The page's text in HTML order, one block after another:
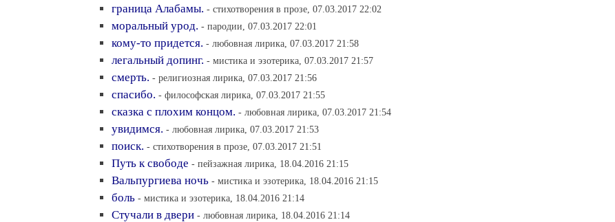
граница Алабамы. - cтихотворения в прозе, 07.03.2017 22:02
моральный урод. - пародии, 07.03.2017 22:01
кому-то придется. - любовная лирика, 07.03.2017 21:58
легальный допинг. - мистика и эзотерика, 07.03.2017 21:57
смерть. - религиозная лирика, 07.03.2017 21:56
спасибо. - философская лирика, 07.03.2017 21:55
сказка с плохим концом. - любовная лирика, 07.03.2017 21:54
увидимся. - любовная лирика, 07.03.2017 21:53
поиск. - cтихотворения в прозе, 07.03.2017 21:51
Путь к свободе - пейзажная лирика, 18.04.2016 21:15
Вальпургиева ночь - мистика и эзотерика, 18.04.2016 21:15
боль - мистика и эзотерика, 18.04.2016 21:14
Стучали в двери - любовная лирика, 18.04.2016 21:14